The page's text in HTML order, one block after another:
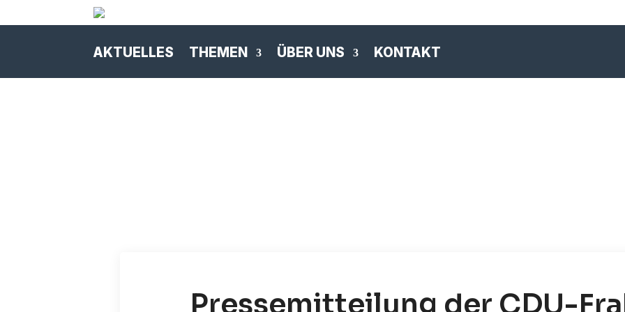
AKTUELLES THEMEN ÜBER UNS KONTAKT
Pressemitteilung der CDU-